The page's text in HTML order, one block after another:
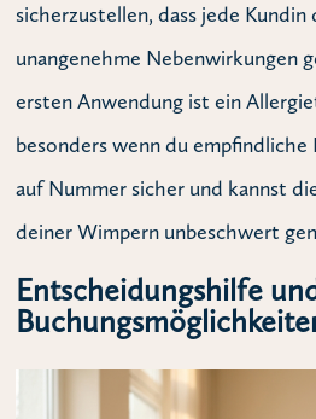
sicherzustellen, dass jede
unangenehme Nebenwirkungen
ersten Anwendung ist ein
besonders wenn du
auf Nummer sicher und kannst
deiner Wimpern unbeschwert
Entscheidungshilfe